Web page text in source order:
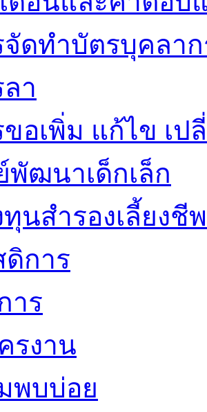
จัดทำบัตรบุคลา
า
ขอเพิ่ม แก้ไข เ
พัฒนาเด็กเล็ก
นสำรองเลี้ยงชีพ
ดิการ
าร
รงาน
พบบ่อย